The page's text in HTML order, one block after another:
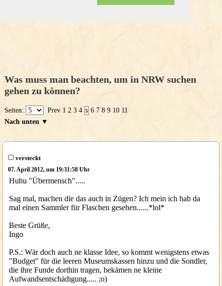
Was muss man beachten, um in NRW suchen
gehen zu können?
Seiten: Prev 1 2 3 4 5 6 7 8 9 10 11
Nach unten ▼
versteckt
07. April 2012, um 19:31:58 Uhr
Huhu "Übermensch".....
Sag mal, machen die das auch in Zügen? Ich mein ich hab da
mal einen Sammler für Flaschen gesehen......*lol*
Beste Grüße,
Ingo
P.S.: Wär doch auch ne klasse Idee, so kommt wenigstens etwas
"Budget" für die leeren Museumskassen hinzu und die Sondler,
die ihre Funde dorthin tragen, bekämen ne kleine
Aufwandsentschädigung..... ;o)